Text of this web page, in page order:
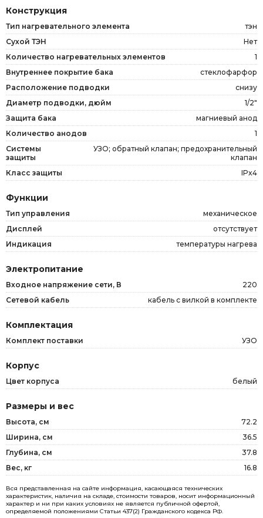
Конструкция
Тип нагревательного элемента
тэн
Сухой ТЭН
Нет
Количество нагревательных элементов
1
Внутреннее покрытие бака
стеклофарфор
Расположение подводки
снизу
Диаметр подводки, дюйм
1/2"
Защита бака
магниевый анод
Количество анодов
1
Системы
защиты
УЗО; обратный клапан; предохранительный
клапан
Класс защиты
IPx4
Функции
Тип управления
механическое
Дисплей
отсутствует
Индикация
температуры нагрева
Электропитание
Входное напряжение сети, В
220
Сетевой кабель
кабель с вилкой в комплекте
Комплектация
Комплект поставки УЗО
Корпус
Цвет корпуса белый
Размеры и вес
Высота, см
72.2
Ширина, см
36.5
Глубина, см
37.8
Вес, кг
16.8
Вся представленная на сайте информация, касающаяся технических
характеристик, наличия на складе, стоимости товаров, носит информационный
характер и ни при каких условиях не является публичной офертой,
определяемой положениями Статьи 437(2) Гражданского кодекса РФ.